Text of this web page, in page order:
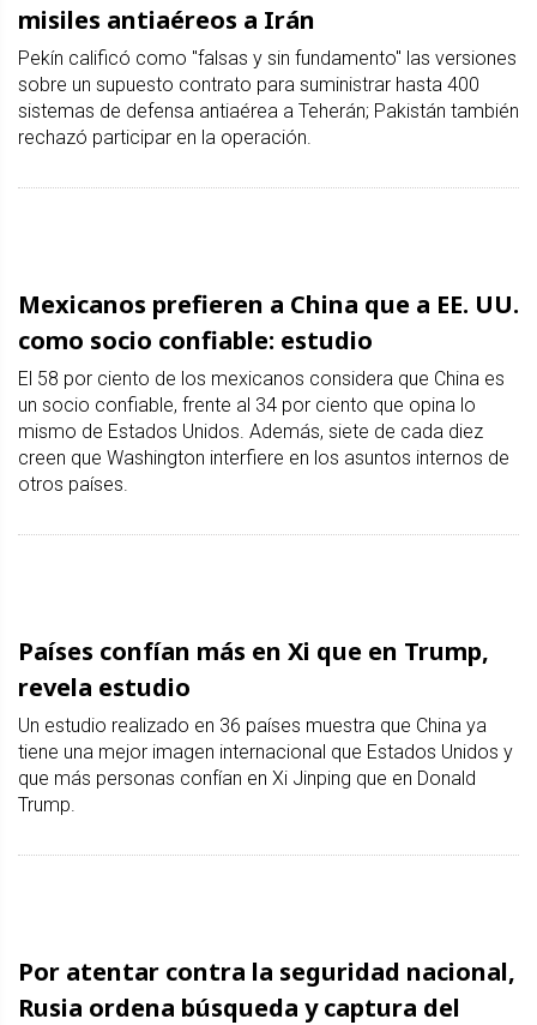
misiles antiaéreos a Irán
Pekín calificó como "falsas y sin fundamento" las versiones
sobre un supuesto contrato para suministrar hasta 400
sistemas de defensa antiaérea a Teherán; Pakistán también
rechazó participar en la operación.
Mexicanos prefieren a China que a EE. UU.
como socio confiable: estudio
El 58 por ciento de los mexicanos considera que China es
un socio confiable, frente al 34 por ciento que opina lo
mismo de Estados Unidos. Además, siete de cada diez
creen que Washington interfiere en los asuntos internos de
otros países.
Países confían más en Xi que en Trump,
revela estudio
Un estudio realizado en 36 países muestra que China ya
tiene una mejor imagen internacional que Estados Unidos y
que más personas confían en Xi Jinping que en Donald
Trump.
Por atentar contra la seguridad nacional,
Rusia ordena búsqueda y captura del